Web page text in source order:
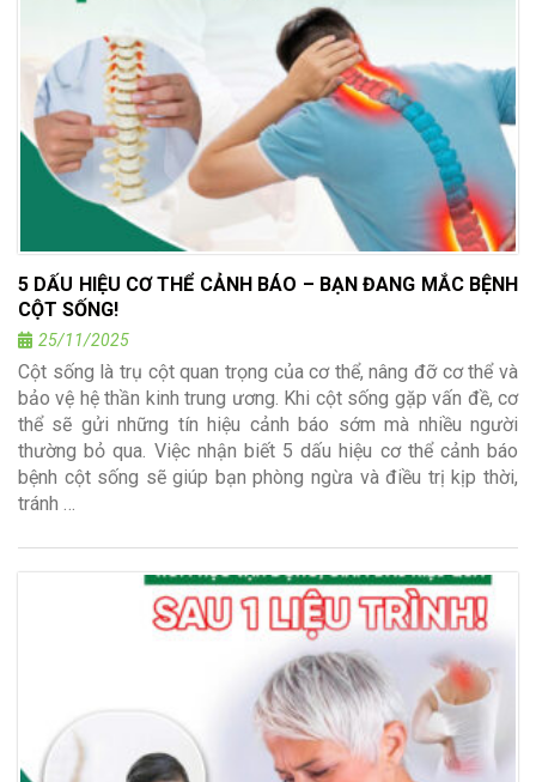
5 DẤU HIỆU CƠ THỂ CẢNH BÁO – BẠN ĐANG MẮC BỆNH
CỘT SỐNG!
25/11/2025
Cột sống là trụ cột quan trọng của cơ thể, nâng đỡ cơ thể và
bảo vệ hệ thần kinh trung ương. Khi cột sống gặp vấn đề, cơ
thể sẽ gửi những tín hiệu cảnh báo sớm mà nhiều người
thường bỏ qua. Việc nhận biết 5 dấu hiệu cơ thể cảnh báo
bệnh cột sống sẽ giúp bạn phòng ngừa và điều trị kịp thời,
tránh …